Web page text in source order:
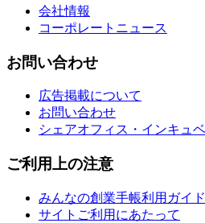
会社情報
コーポレートニュース
お問い合わせ
広告掲載について
お問い合わせ
シェアオフィス・インキュ
ご利用上の注意
みんなの創業手帳利用ガイ
サイトご利用にあたって